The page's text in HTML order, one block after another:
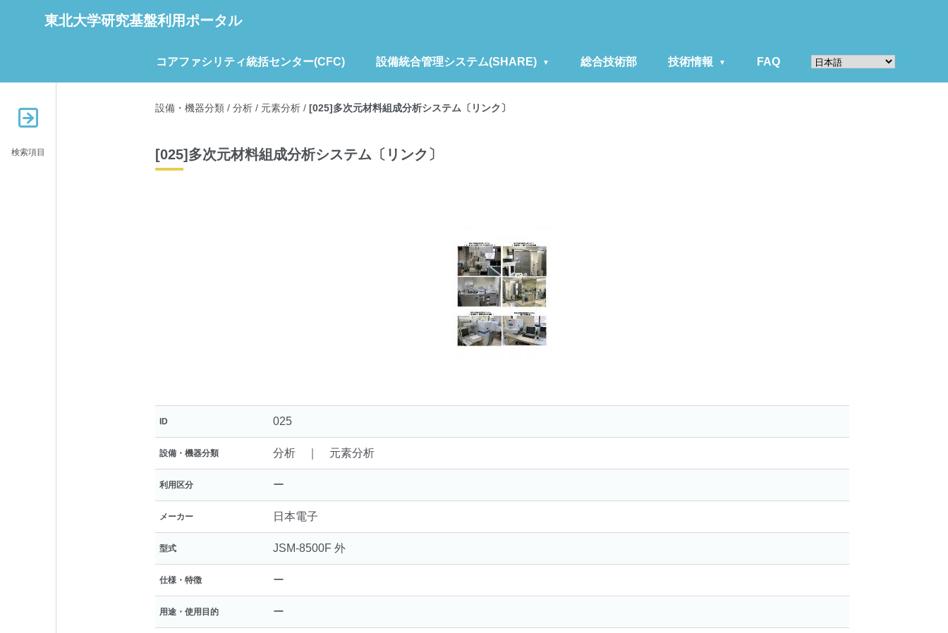
東北大学研究基盤利用ポータル
コアファシリティ統括センター(CFC) 設備統合管理システム(SHARE) 総合技術部 技術情報 FAQ
検索項目
設備・機器分類 / 分析 / 元素分析 / [025]多次元材料組成分析システム〔リンク〕
[025]多次元材料組成分析システム〔リンク〕
ID 025
設備・機器分類 分析 ｜ 元素分析
利用区分 ー
メーカー 日本電子
型式 JSM-8500F 外
仕様・特徴 ー
用途・使用目的 ー